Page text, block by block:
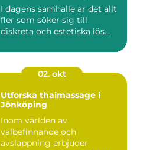
I dagens samhälle är det allt
fler som söker sig till
diskreta och estetiska lös...
02. okt
Utforska thaimassage i
Jönköping
Inom världen av
välbefinnande och
avslappning erbjuder